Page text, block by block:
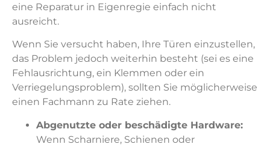
eine Reparatur in Eigenregie einfach nicht
ausreicht.
Wenn Sie versucht haben, Ihre Türen einzustellen,
das Problem jedoch weiterhin besteht (sei es eine
Fehlausrichtung, ein Klemmen oder ein
Verriegelungsproblem), sollten Sie möglicherweise
einen Fachmann zu Rate ziehen.
Abgenutzte oder beschädigte Hardware:
Wenn Scharniere, Schienen oder